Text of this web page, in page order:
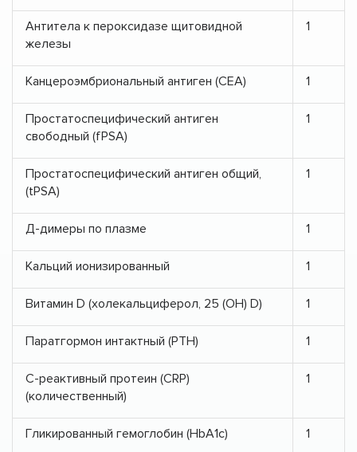
Антитела к пероксидазе щитовидной
железы
1
Канцероэмбриональный антиген (СЕА) 1
Простатоспецифический антиген
свободный (fPSA)
1
Простатоспецифический антиген общий,
(tPSA)
1
Д-димеры по плазме 1
Кальций ионизированный 1
Витамин D (холекальциферол, 25 (OH) D) 1
Паратгормон интактный (PTH) 1
С-реактивный протеин (CRP)
(количественный)
1
Гликированный гемоглобин (HbA1с) 1